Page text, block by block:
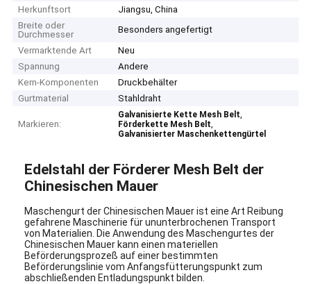
Herkunftsort
Jiangsu, China
Breite oder
Durchmesser
Besonders angefertigt
Vermarktende Art
Neu
Spannung
Andere
Kern-Komponenten
Druckbehälter
Gurtmaterial
Stahldraht
Markieren:
Galvanisierte Kette Mesh Belt,
Förderkette Mesh Belt,
Galvanisierter Maschenkettengürtel
Edelstahl der Förderer Mesh Belt der
Chinesischen Mauer
Maschengurt der Chinesischen Mauer ist eine Art Reibung
gefahrene Maschinerie für ununterbrochenen Transport
von Materialien. Die Anwendung des Maschengurtes der
Chinesischen Mauer kann einen materiellen
Beförderungsprozeß auf einer bestimmten
Beförderungslinie vom Anfangsfütterungspunkt zum
abschließenden Entladungspunkt bilden.